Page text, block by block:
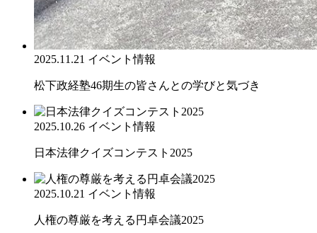
2025.11.21 イベント情報
松下政経塾46期生の皆さんとの学びと気づき
2025.10.26 イベント情報
日本法律クイズコンテスト2025
2025.10.21 イベント情報
人権の尊厳を考える円卓会議2025